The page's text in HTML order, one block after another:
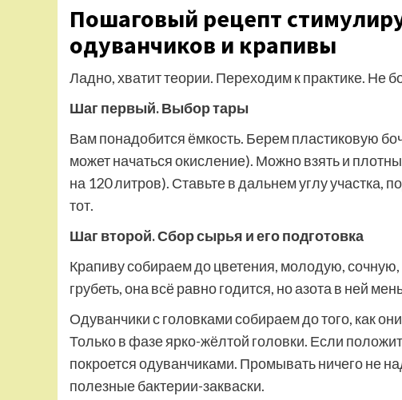
Пошаговый рецепт
одуванчиков и крапивы
Ладно, хватит теории. Переходим к практике. Не
Шаг первый. Выбор тары
Вам понадобится ёмкость. Берем пластиковую
может начаться окисление). Можно взять и
на 120 литров). Ставьте в дальнем углу участка,
тот.
Шаг второй. Сбор сырья и его подготовка
Крапиву собираем до цветения, молодую,
грубеть, она всё равно годится, но азота в ней
Одуванчики с головками собираем до того, как
Только в фазе ярко-жёлтой головки. Если
покроется одуванчиками. Промывать ничего не
полезные бактерии-закваски.